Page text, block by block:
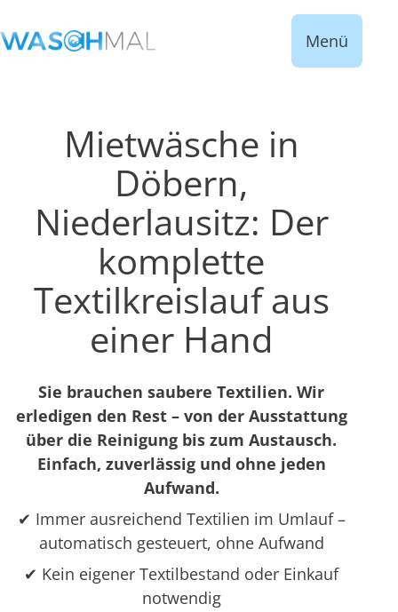
Menü
Mietwäsche in
Döbern,
Niederlausitz: Der
komplette
Textilkreislauf aus
einer Hand
Sie brauchen saubere Textilien. Wir
erledigen den Rest – von der Ausstattung
über die Reinigung bis zum Austausch.
Einfach, zuverlässig und ohne jeden
Aufwand.
✔ Immer ausreichend Textilien im Umlauf –
automatisch gesteuert, ohne Aufwand
✔ Kein eigener Textilbestand oder Einkauf
notwendig